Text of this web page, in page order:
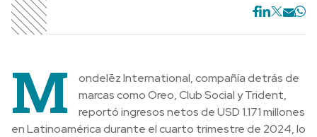
M
ondelēz International, compañía detrás de
marcas como Oreo, Club Social y Trident,
reportó ingresos netos de USD 1.171 millones
en Latinoamérica durante el cuarto trimestre de 2024, lo